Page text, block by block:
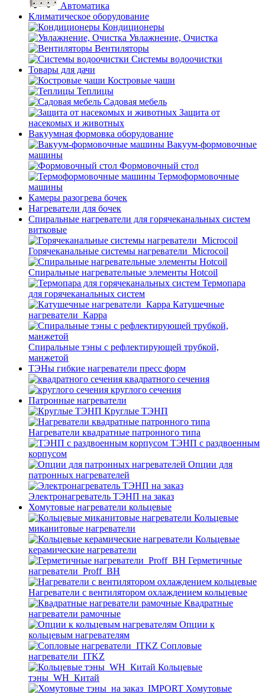
Автоматика
Климатическое оборудование
Кондиционеры
Увлажнение, Очистка
Вентиляторы
Системы водоочистки
Товары для дачи
Костровые чаши
Теплицы
Садовая мебель
Защита от
насекомых и животных
Вакуумная формовка оборудование
Вакуум-формовочные
машины
Формовочный стол
Термоформовочные
машины
Камеры разогрева бочек
Нагреватели для бочек
Спиральные нагреватели для горячеканальных систем
витковые
Горячеканальные системы нагреватели_Microcoil
Спиральные нагревательные элементы Hotcoil
Термопара
для горячеканальных систем
Катушечные
нагреватели_Карра
Спиральные тэны с рефлектирующей трубкой,
манжетой
ТЭНы гибкие нагреватели пресс форм
квадратного сечения
круглого сечения
Патронные нагреватели
Круглые ТЭНП
Нагреватели квадратные патронного типа
ТЭНП с раздвоенным
корпусом
Опции для
патронных нагревателей
Электронагреватель ТЭНП на заказ
Хомутовые нагреватели кольцевые
Кольцевые
миканитовые нагреватели
Кольцевые
керамические нагреватели
Герметичные
нагреватели_Proff_BH
Нагреватели с вентилятором охлаждением кольцевые
Квадратные
нагреватели рамочные
Опции к
кольцевым нагревателям
Cопловые
нагреватели_ITKZ
Кольцевые
тэны_WH_Китай
Хомутовые